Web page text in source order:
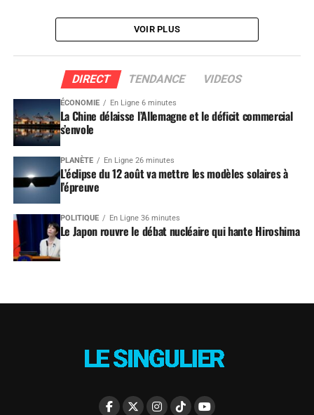
VOIR PLUS
DIRECT TENDANCE VIDEOS
ÉCONOMIE En Ligne 6 minutes
La Chine délaisse l’Allemagne et le déficit commercial
s’envole
PLANÈTE En Ligne 26 minutes
L’éclipse du 12 août va mettre les modèles solaires à
l’épreuve
POLITIQUE En Ligne 36 minutes
Le Japon rouvre le débat nucléaire qui hante Hiroshima